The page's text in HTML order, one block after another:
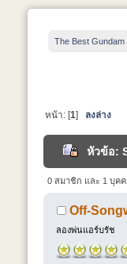
The Best Gundam
หน้า: [1] ลงล่าง
หัวข้อ:
0 สมาชิก และ 1 บุค
Off-
ลองพ่นแอร์บรัช